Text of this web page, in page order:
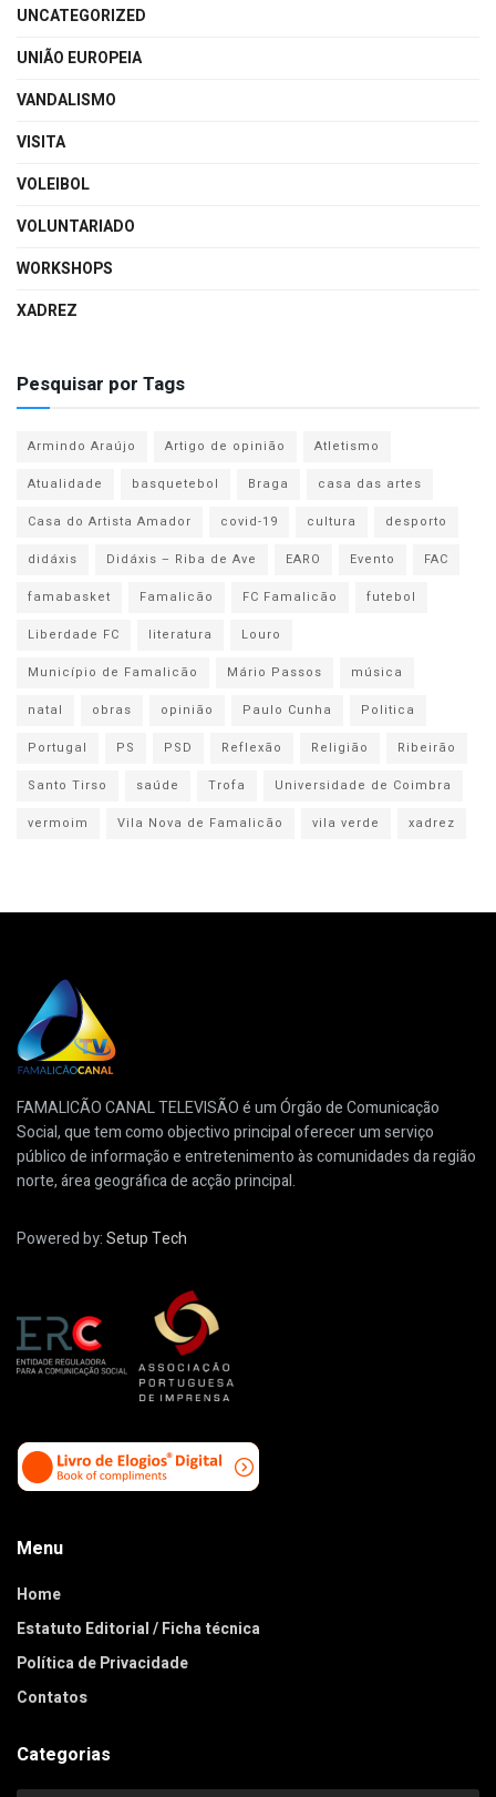
UNCATEGORIZED
UNIÃO EUROPEIA
VANDALISMO
VISITA
VOLEIBOL
VOLUNTARIADO
WORKSHOPS
XADREZ
Pesquisar por Tags
Armindo Araújo Artigo de opinião
Atletismo
Atualidade
basquetebol Braga
casa das artes
Casa do Artista Amador
covid-19 cultura
desporto
didáxis
Didáxis – Riba de Ave EARO Evento
FAC
famabasket
Famalicão FC Famalicão
futebol
Liberdade FC
literatura
Louro
Município de Famalicão
Mário Passos
música
natal
obras opinião Paulo Cunha
Politica
Portugal
PS PSD Reflexão Religião
Ribeirão
Santo Tirso
saúde Trofa
Universidade de Coimbra
vermoim
Vila Nova de Famalicão vila verde xadrez
FAMALICÃO CANAL TELEVISÃO é um Órgão de Comunicação
Social, que tem como objectivo principal oferecer um serviço
público de informação e entretenimento às comunidades da região
norte, área geográfica de acção principal.
Powered by:Setup Tech
Menu
Home
Estatuto Editorial / Ficha técnica
Política de Privacidade
Contatos
Categorias